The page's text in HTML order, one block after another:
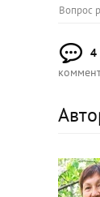
Вопрос
4